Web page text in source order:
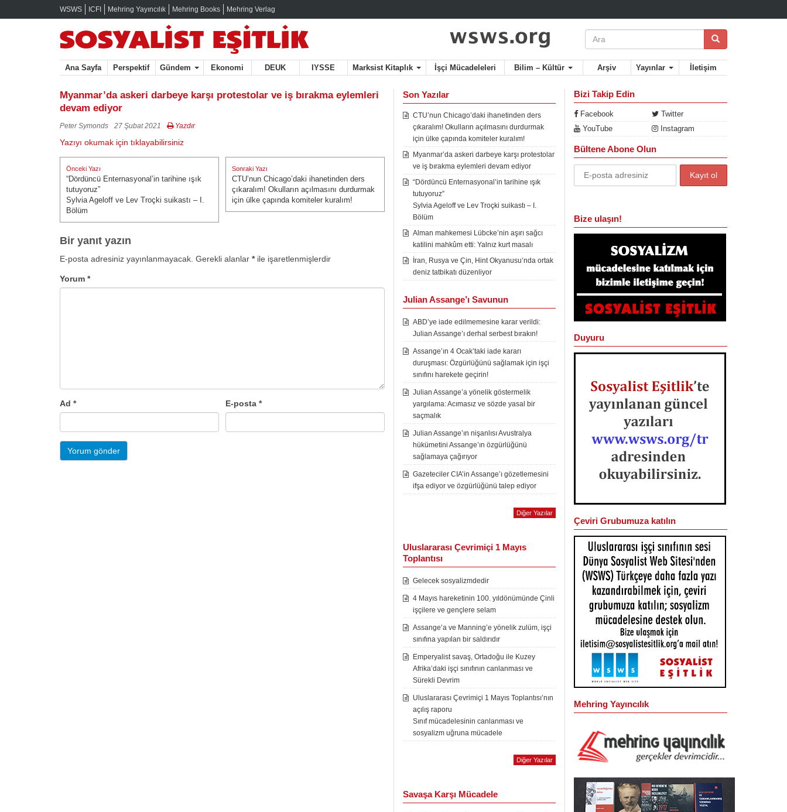
WSWS ICFI Mehring Yayıncılık Mehring Books Mehring Verlag
Ana Sayfa Perspektif Gündem Ekonomi DEUK IYSSE Marksist Kitaplık İşçi Mücadeleleri Bilim – Kültür Arşiv Yayınlar İletişim
Myanmar’da askeri darbeye karşı protestolar ve iş bırakma eylemleri
devam ediyor
Peter Symonds 27 Şubat 2021 Yazdır
Yazıyı okumak için tıklayabilirsiniz
Yazı
gezinmesi
Önceki Yazı
Önceki Yazı:
“Dördüncü Enternasyonal’in tarihine ışık
tutuyoruz”
Sylvia Ageloff ve Lev Troçki suikastı – I.
Bölüm
Sonraki Yazı
Sonraki Yazı:
CTU’nun Chicago’daki ihanetinden ders
çıkaralım! Okulların açılmasını durdurmak
için ülke çapında komiteler kuralım!
Bir yanıt yazın
E-posta adresiniz yayınlanmayacak. Gerekli alanlar *ile işaretlenmişlerdir
Yorum *
Ad * E-posta*
Son Yazılar
CTU’nun Chicago’daki ihanetinden ders
çıkaralım! Okulların açılmasını durdurmak
için ülke çapında komiteler kuralım!
Myanmar’da askeri darbeye karşı protestolar
ve iş bırakma eylemleri devam ediyor
“Dördüncü Enternasyonal’in tarihine ışık
tutuyoruz”
Sylvia Ageloff ve Lev Troçki suikastı – I.
Bölüm
Alman mahkemesi Lübcke’nin aşırı sağcı
katilini mahkûm etti: Yalnız kurt masalı
İran, Rusya ve Çin, Hint Okyanusu’nda ortak
deniz tatbikatı düzenliyor
Julian Assange’ı Savunun
ABD’ye iade edilmemesine karar verildi:
Julian Assange’ı derhal serbest bırakın!
Assange’ın 4 Ocak’taki iade kararı
duruşması: Özgürlüğünü sağlamak için işçi
sınıfını harekete geçirin!
Julian Assange’a yönelik göstermelik
yargılama: Acımasız ve sözde yasal bir
saçmalık
Julian Assange’ın nişanlısı Avustralya
hükümetini Assange’ın özgürlüğünü
sağlamaya çağırıyor
Gazeteciler CIA’in Assange’ı gözetlemesini
ifşa ediyor ve özgürlüğünü talep ediyor
Diğer Yazılar
Uluslararası Çevrimiçi 1 Mayıs
Toplantısı
Gelecek sosyalizmdedir
4 Mayıs hareketinin 100. yıldönümünde Çinli
işçilere ve gençlere selam
Assange’a ve Manning’e yönelik zulüm, işçi
sınıfına yapılan bir saldırıdır
Emperyalist savaş, Ortadoğu ile Kuzey
Afrika’daki işçi sınıfının canlanması ve
Sürekli Devrim
Uluslararası Çevrimiçi 1 Mayıs Toplantısı’nın
açılış raporu
Sınıf mücadelesinin canlanması ve
sosyalizm uğruna mücadele
Diğer Yazılar
Savaşa Karşı Mücadele
Bizi Takip Edin
Facebook
Twitter
YouTube
Instagram
Bültene Abone Olun
Bize ulaşın!
Duyuru
Çeviri Grubumuza katılın
Mehring Yayıncılık